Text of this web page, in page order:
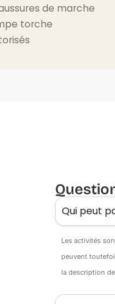
de marche
torche
Qui peut
Les activités
peuvent
la description